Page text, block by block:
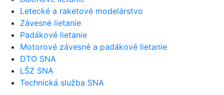
Letecké a raketové modelárstvo
Závesné lietanie
Padákové lietanie
Motorové závesné a padákové lietanie
DTO SNA
LŠZ SNA
Technická služba SNA